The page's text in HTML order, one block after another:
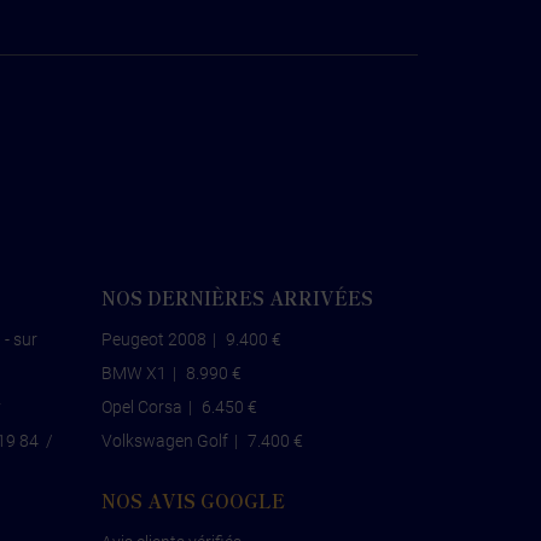
- sur
84 /
NOS DERNIÈRES ARRIVÉES
Peugeot 2008 |
9.400 €
BMW X1 |
8.990 €
Opel Corsa |
6.450 €
Volkswagen Golf | 7.400 €
NOS AVIS GOOGLE